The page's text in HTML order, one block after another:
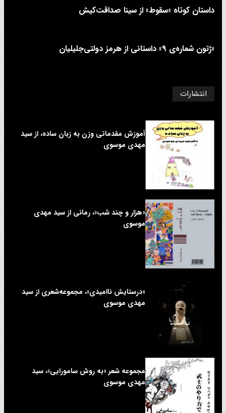
داستان کوتاه «سقوط» از سینا صداقت‌کیش
«ژتون شماره‌ی ۹» داستانی از هرمز دولتی‌جلیلیان
انتشارات
آموزش مقدماتی وزن به زبان ساده، از سید
مهدی موسوی
«هزار و چند شب»، رمانی از سید مهدی
موسوی
«درستایش ناامیدی»، مجموعه‌شعری از سید
مهدی موسوی
مجموعه شعر «به روش سامورایی»، سید
مهدی موسوی